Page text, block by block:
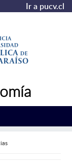
Ir a pucv.cl